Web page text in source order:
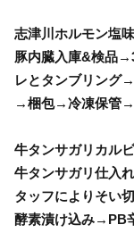
志津川ホルモン塩
豚内臓入庫&検品
レとタンブリング
→梱包→冷凍保管→
牛タンサガリカル
牛タンサガリ仕入
タッフによりそい
酵素漬け込み→PB